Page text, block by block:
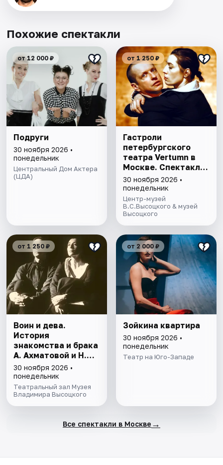
Похожие спектакли
от 12 000 ₽
Подруги
30 ноября 2026 •
понедельник
Центральный Дом Актера
(ЦДА)
от 1 250 ₽
Гастроли
петербургского
театра Vertumn в
Москве. Спектакль
«Воин и дева».
История
знакомства и брака
А.Ахматовой и
Н.Гумилёва.
30 ноября 2026 •
понедельник
Центр-музей
В.С.Высоцкого & музей
Высоцкого
от 1 250 ₽
Воин и дева.
История
знакомства и брака
А. Ахматовой и Н.
Гумилёва
30 ноября 2026 •
понедельник
Театральный зал Музея
Владимира Высоцкого
от 2 000 ₽
Зойкина квартира
30 ноября 2026 •
понедельник
Театр на Юго-Западе
Все спектакли в Москве →